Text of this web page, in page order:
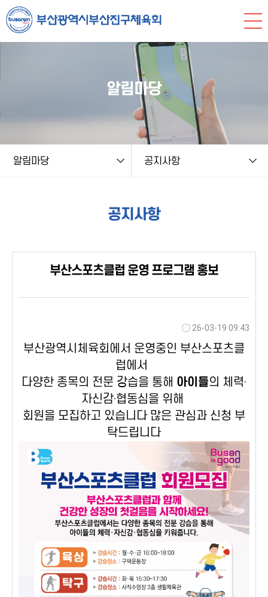
본문 바로가기
string(9) "board.php" string(6) "notice" NULL
알림마당
알림마당 공지사항
공지사항
부산스포츠클럽 운영 프로그램 홍보
26-03-19 09:43
부산광역시체육회에서 운영중인 부산스포츠클
럽에서
다양한 종목의 전문 강습을 통해 아이들의 체력·
자신감·협동심을 위해
회원을 모집하고 있습니다 많은 관심과 신청 부
탁드립니다